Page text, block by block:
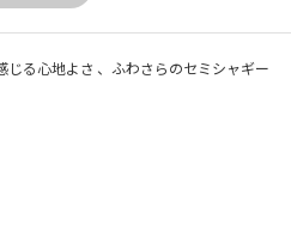
じる心地よさ 、ふわさらのセミシャギー